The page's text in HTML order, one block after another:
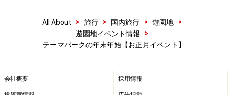
ダイス、鈴鹿サーキットなどのお正月イベントを紹介し
い。
All About > 旅行 > 国内旅行 > 遊園地
>
遊園地イベント情報
>
テーマパークの年末年始【お正月イベント】
会社概要 採用情報